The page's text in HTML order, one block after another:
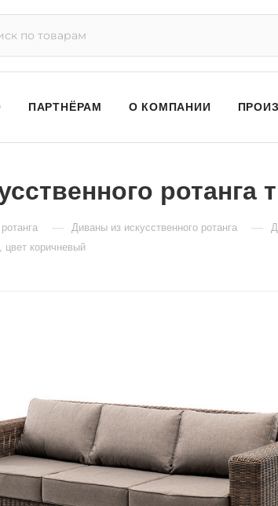
ПАРТНЁРАМ О КОМПАНИИ
— Диваны из искусственного ротанга —
цвет коричневый